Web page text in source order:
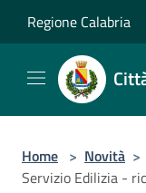
Regione Calabria
Home > Novità >
Servizio Edilizia -